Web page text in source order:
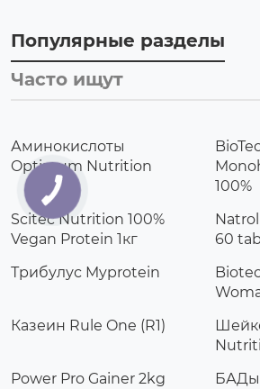
Популярные разделы
Часто ищут
Аминокислоты
Optimum Nutrition
100%
Scitec Nutrition 100%
Vegan Protein 1кг
60
Трибулус Myprotein
Казеин Rule One (R1)
Power Pro Gainer 2kg
БАДы